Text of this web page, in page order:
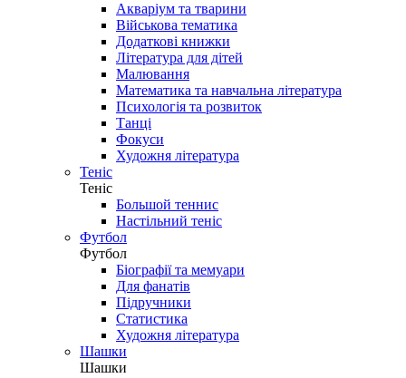
Акваріум та тварини
Військова тематика
Додаткові книжки
Література для дітей
Малювання
Математика та навчальна література
Психологія та розвиток
Танці
Фокуси
Художня література
Теніс
Теніс
Большой теннис
Настільний теніс
Футбол
Футбол
Біографії та мемуари
Для фанатів
Підручники
Статистика
Художня література
Шашки
Шашки